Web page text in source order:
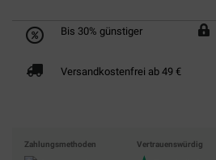
Bis 30% günstiger
Versandkostenfrei ab 49 €
Zahlungsmethoden Vertrauenswürdig